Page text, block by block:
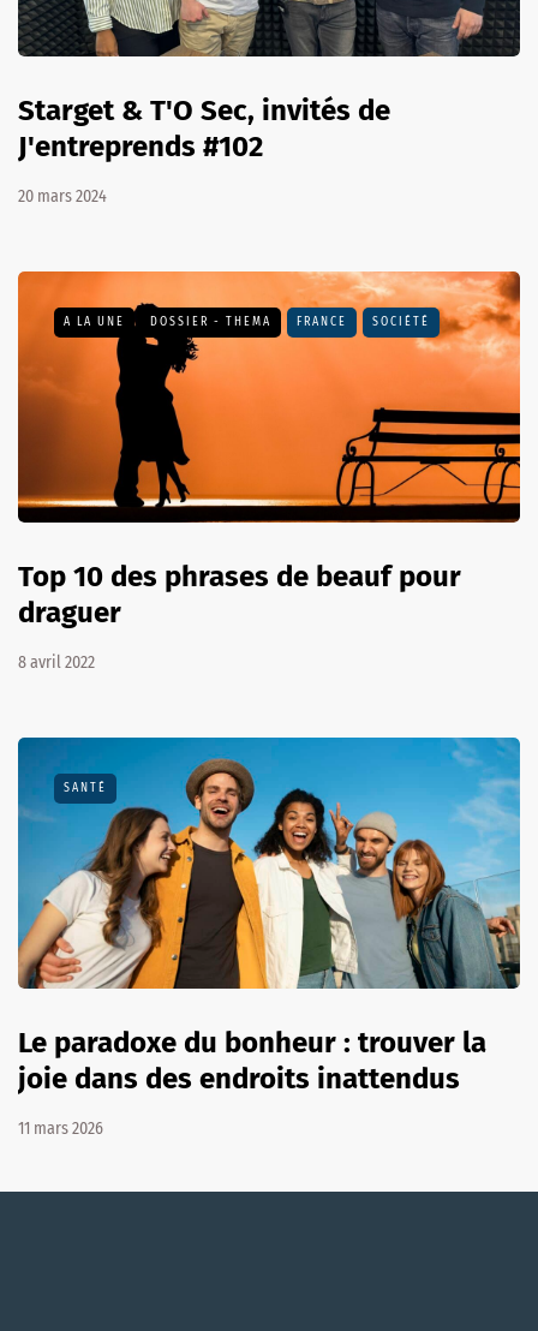
Starget & T'O Sec, invités de
J'entreprends #102
20 mars 2024
A LA UNE DOSSIER - THEMA FRANCE SOCIÉTÉ
Top 10 des phrases de beauf pour
draguer
8 avril 2022
SANTÉ
Le paradoxe du bonheur : trouver la
joie dans des endroits inattendus
11 mars 2026